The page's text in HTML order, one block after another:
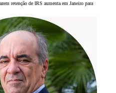
retenção de IRS aumenta em Janeiro para